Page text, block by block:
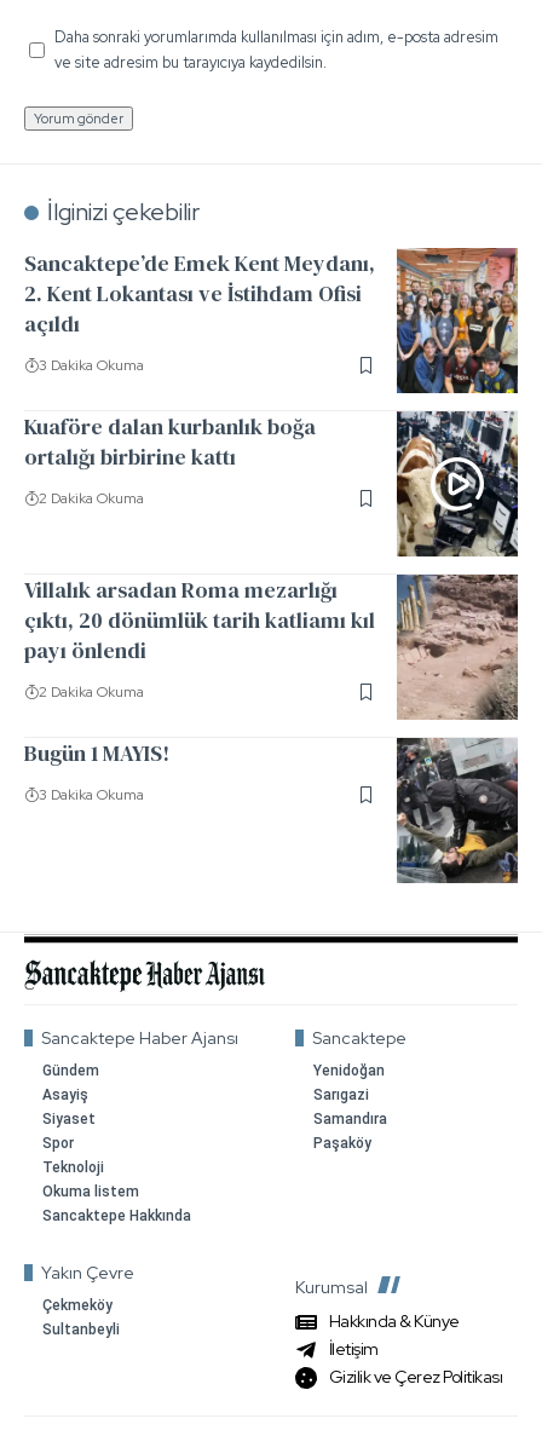
Daha sonraki yorumlarımda kullanılması için adım, e-posta adresim
ve site adresim bu tarayıcıya kaydedilsin.
İlginizi çekebilir
Sancaktepe’de Emek Kent Meydanı,
2. Kent Lokantası ve İstihdam Ofisi
açıldı
3 Dakika Okuma
Kuaföre dalan kurbanlık boğa
ortalığı birbirine kattı
2 Dakika Okuma
Villalık arsadan Roma mezarlığı
çıktı, 20 dönümlük tarih katliamı kıl
payı önlendi
2 Dakika Okuma
Bugün 1 MAYIS!
3 Dakika Okuma
Sancaktepe Haber Ajansı
Gündem
Asayiş
Siyaset
Spor
Teknoloji
Okuma listem
Sancaktepe Hakkında
Sancaktepe
Yenidoğan
Sarıgazi
Samandıra
Paşaköy
Yakın Çevre
Çekmeköy
Sultanbeyli
Kurumsal
Hakkında & Künye
İletişim
Gizilik ve Çerez Politikası